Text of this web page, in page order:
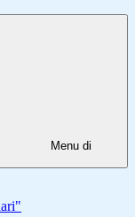
Menu di